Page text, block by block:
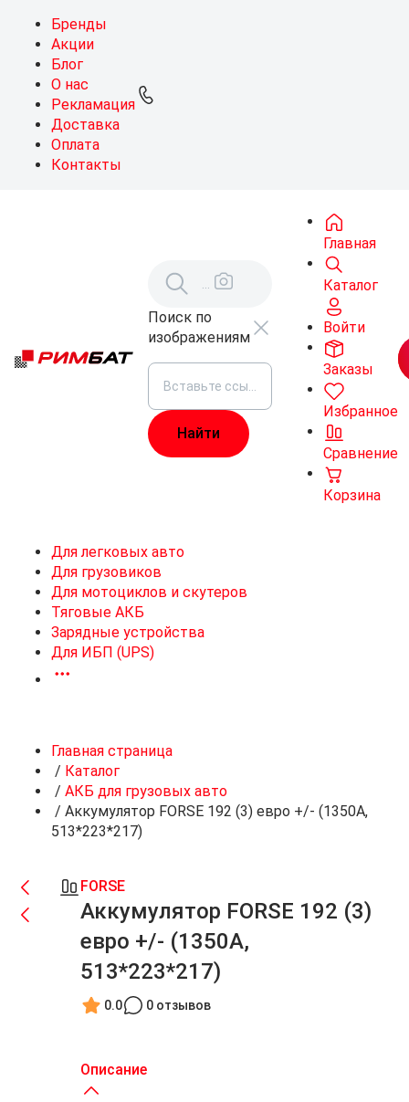
Бренды
Акции
Блог
О нас
Рекламация
Доставка
Оплата
Контакты
Поиск по
изображениям
Главная
Каталог
Войти
Заказы
Избранное
Сравнение
Корзина
Для легковых авто
Для грузовиков
Для мотоциклов и скутеров
Тяговые АКБ
Зарядные устройства
Для ИБП (UPS)
Главная страница
/ Каталог
/ АКБ для грузовых авто
/ Аккумулятор FORSE 192 (3) евро +/- (1350A,
513*223*217)
FORSE
Аккумулятор FORSE 192 (3)
евро +/- (1350A,
513*223*217)
0.0 0 отзывов
Описание